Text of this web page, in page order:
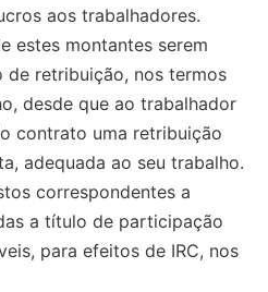
aos trabalhadores.
estes montantes serem
retribuição, nos termos
desde que ao trabalhador
contrato uma retribuição
adequada ao seu trabalho.
correspondentes a
a título de participação
para efeitos de IRC, nos